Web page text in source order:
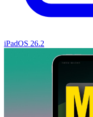
iPadOS 26.2